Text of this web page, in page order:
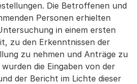
Die Betroffenen und
Personen erhielten
in einem ersten
zu den Erkenntnissen der
zu nehmen und Anträge zu
die Eingaben von der
der Bericht im Lichte dieser